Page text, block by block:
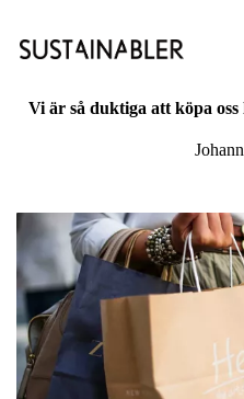
Vi är så duktiga att köpa